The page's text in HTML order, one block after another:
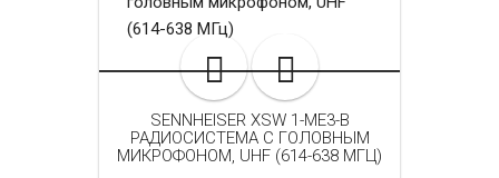
SENNHEISER XSW 1-ME3-B
РАДИОСИСТЕМА С ГОЛОВНЫМ
МИКРОФОНОМ, UHF (614-638 МГЦ)